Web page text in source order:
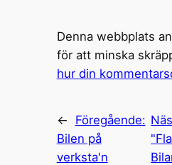
Denna webbplats
för att minska
hur din
←
Föregående:
Bilen på
verksta'n